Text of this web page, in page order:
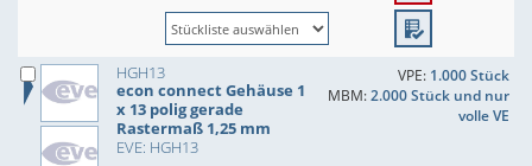
HGH13
econ connect Gehäuse 1
x 13 polig gerade
Rastermaß 1,25 mm
EVE: HGH13
VPE: 1.000 Stück
MBM:2.000 Stück und nur
volle VE